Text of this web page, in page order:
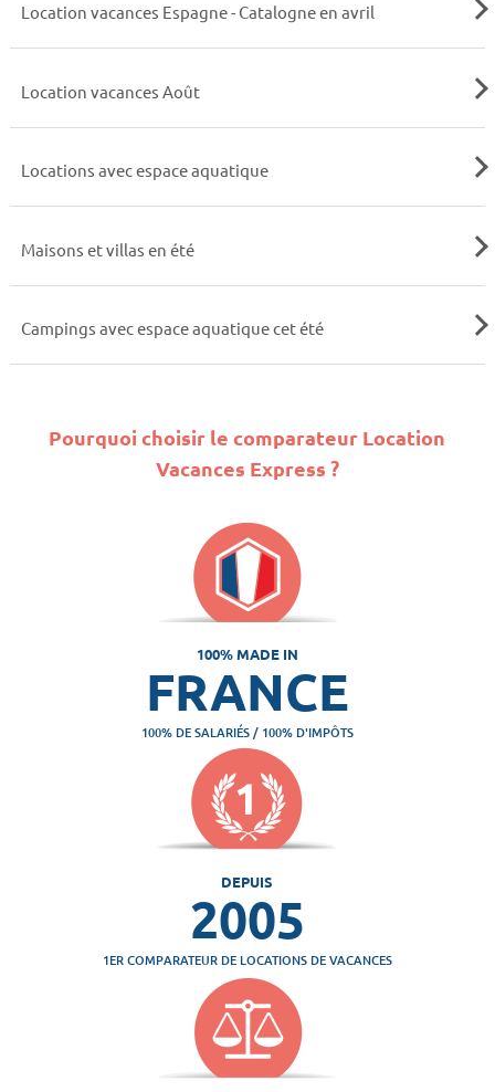
Location vacances Espagne - Catalogne en avril
Location vacances Août
Locations avec espace aquatique
Maisons et villas en été
Campings avec espace aquatique cet été
Pourquoi choisir le comparateur Location
Vacances Express ?
100% MADE IN
FRANCE
100% DE SALARIÉS / 100% D'IMPÔTS
DEPUIS
2005
1ER COMPARATEUR DE LOCATIONS DE VACANCES